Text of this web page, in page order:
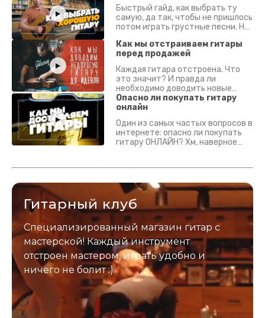
Быстрый гайд, как выбрать ту
самую, да так, чтобы не пришлось
потом играть грустные песни. На
Как мы отстраиваем гитары
перед продажей
Каждая гитара отстроена. Что
это значит? И правда ли
необходимо доводить новые
гитары? Если кратко - да.
Подробно - в видео :)
Опасно ли покупать гитару
онлайн
Один из самых частых вопросов в
интернете: опасно ли покупать
гитару ОНЛАЙН? Хм, наверное
застрахован. Случись что -
Гитарный клуб
Специализированный магазин гитар с
мастерской! Каждый инструмент
отстроен мастером, играть удобно и
ничего не болит :)